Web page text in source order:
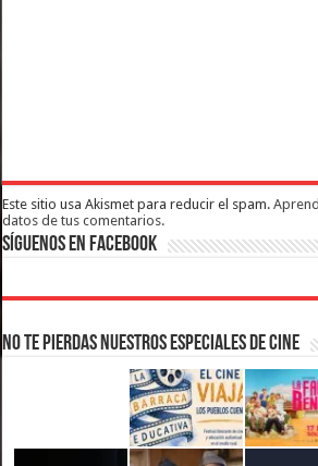
Este sitio usa Akismet para reducir el spam.
datos de tus comentarios.
Síguenos en Facebook
No te pierdas nuestros Especiales de Cine